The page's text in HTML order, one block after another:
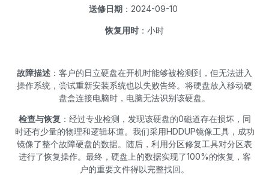
送修日期 ：2024-09-10
恢复用时 ：小时
故障描述 ：客户的日立硬盘在开机时能够被检测到，但无法进入
操作系统，尝试重新安装系统也以失败告终。将硬盘放入移动硬
盘盒连接电脑时，电脑无法识别该硬盘。
检查与恢复 ：经过专业检测，发现该硬盘的0磁道存在损坏，同
时还有少量的物理和逻辑坏道。我们采用HDDUP镜像工具，成功
镜像了整个故障硬盘的数据。随后，利用分区修复工具对分区表
进行了恢复操作。最终，硬盘上的数据实现了100%的恢复，客
户的重要文件得以完整找回。